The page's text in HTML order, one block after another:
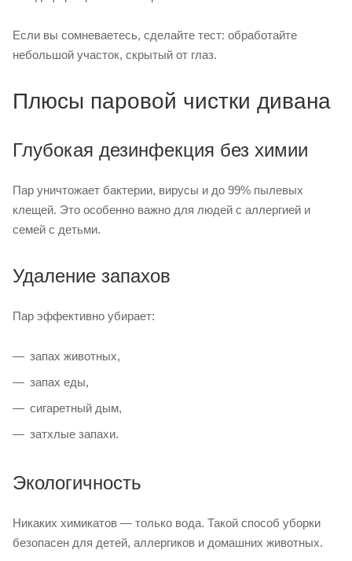
Если вы сомневаетесь, сделайте тест: обработайте
небольшой участок, скрытый от глаз.
Плюсы паровой чистки дивана
Глубокая дезинфекция без химии
Пар уничтожает бактерии, вирусы и до 99% пылевых
клещей. Это особенно важно для людей с аллергией и
семей с детьми.
Удаление запахов
Пар эффективно убирает:
запах животных,
запах еды,
сигаретный дым,
затхлые запахи.
Экологичность
Никаких химикатов — только вода. Такой способ уборки
безопасен для детей, аллергиков и домашних животных.